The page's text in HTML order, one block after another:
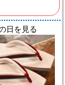
日を見る